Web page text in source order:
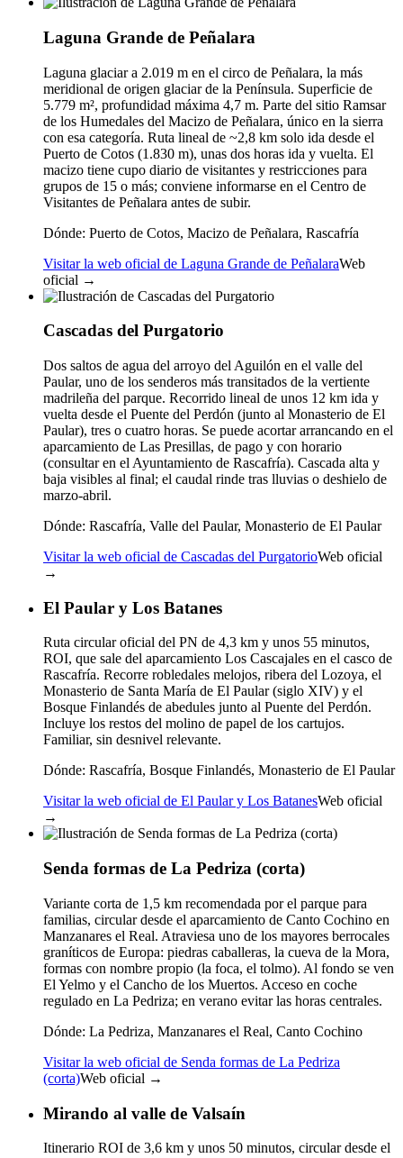
Laguna Grande de Peñalara
Laguna glaciar a 2.019 m en el circo de Peñalara, la más
meridional de origen glaciar de la Península. Superficie de
5.779 m², profundidad máxima 4,7 m. Parte del sitio Ramsar
de los Humedales del Macizo de Peñalara, único en la sierra
con esa categoría. Ruta lineal de ~2,8 km solo ida desde el
Puerto de Cotos (1.830 m), unas dos horas ida y vuelta. El
macizo tiene cupo diario de visitantes y restricciones para
grupos de 15 o más; conviene informarse en el Centro de
Visitantes de Peñalara antes de subir.
Dónde: Puerto de Cotos, Macizo de Peñalara, Rascafría
Visitar la web oficial de Laguna Grande de PeñalaraWeb
oficial →
Cascadas del Purgatorio
Dos saltos de agua del arroyo del Aguilón en el valle del
Paular, uno de los senderos más transitados de la vertiente
madrileña del parque. Recorrido lineal de unos 12 km ida y
vuelta desde el Puente del Perdón (junto al Monasterio de El
Paular), tres o cuatro horas. Se puede acortar arrancando en el
aparcamiento de Las Presillas, de pago y con horario
(consultar en el Ayuntamiento de Rascafría). Cascada alta y
baja visibles al final; el caudal rinde tras lluvias o deshielo de
marzo-abril.
Dónde: Rascafría, Valle del Paular, Monasterio de El Paular
Visitar la web oficial de Cascadas del PurgatorioWeb oficial
→
El Paular y Los Batanes
Ruta circular oficial del PN de 4,3 km y unos 55 minutos,
ROI, que sale del aparcamiento Los Cascajales en el casco de
Rascafría. Recorre robledales melojos, ribera del Lozoya, el
Monasterio de Santa María de El Paular (siglo XIV) y el
Bosque Finlandés de abedules junto al Puente del Perdón.
Incluye los restos del molino de papel de los cartujos.
Familiar, sin desnivel relevante.
Dónde: Rascafría, Bosque Finlandés, Monasterio de El Paular
Visitar la web oficial de El Paular y Los BatanesWeb oficial
→
Senda formas de La Pedriza (corta)
Variante corta de 1,5 km recomendada por el parque para
familias, circular desde el aparcamiento de Canto Cochino en
Manzanares el Real. Atraviesa uno de los mayores berrocales
graníticos de Europa: piedras caballeras, la cueva de la Mora,
formas con nombre propio (la foca, el tolmo). Al fondo se ven
El Yelmo y el Cancho de los Muertos. Acceso en coche
regulado en La Pedriza; en verano evitar las horas centrales.
Dónde: La Pedriza, Manzanares el Real, Canto Cochino
Visitar la web oficial de Senda formas de La Pedriza
(corta)Web oficial →
Mirando al valle de Valsaín
Itinerario ROI de 3,6 km y unos 50 minutos, circular desde el